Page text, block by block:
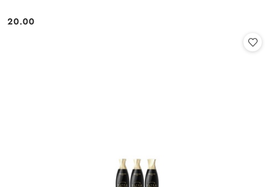
Cena:
20.00